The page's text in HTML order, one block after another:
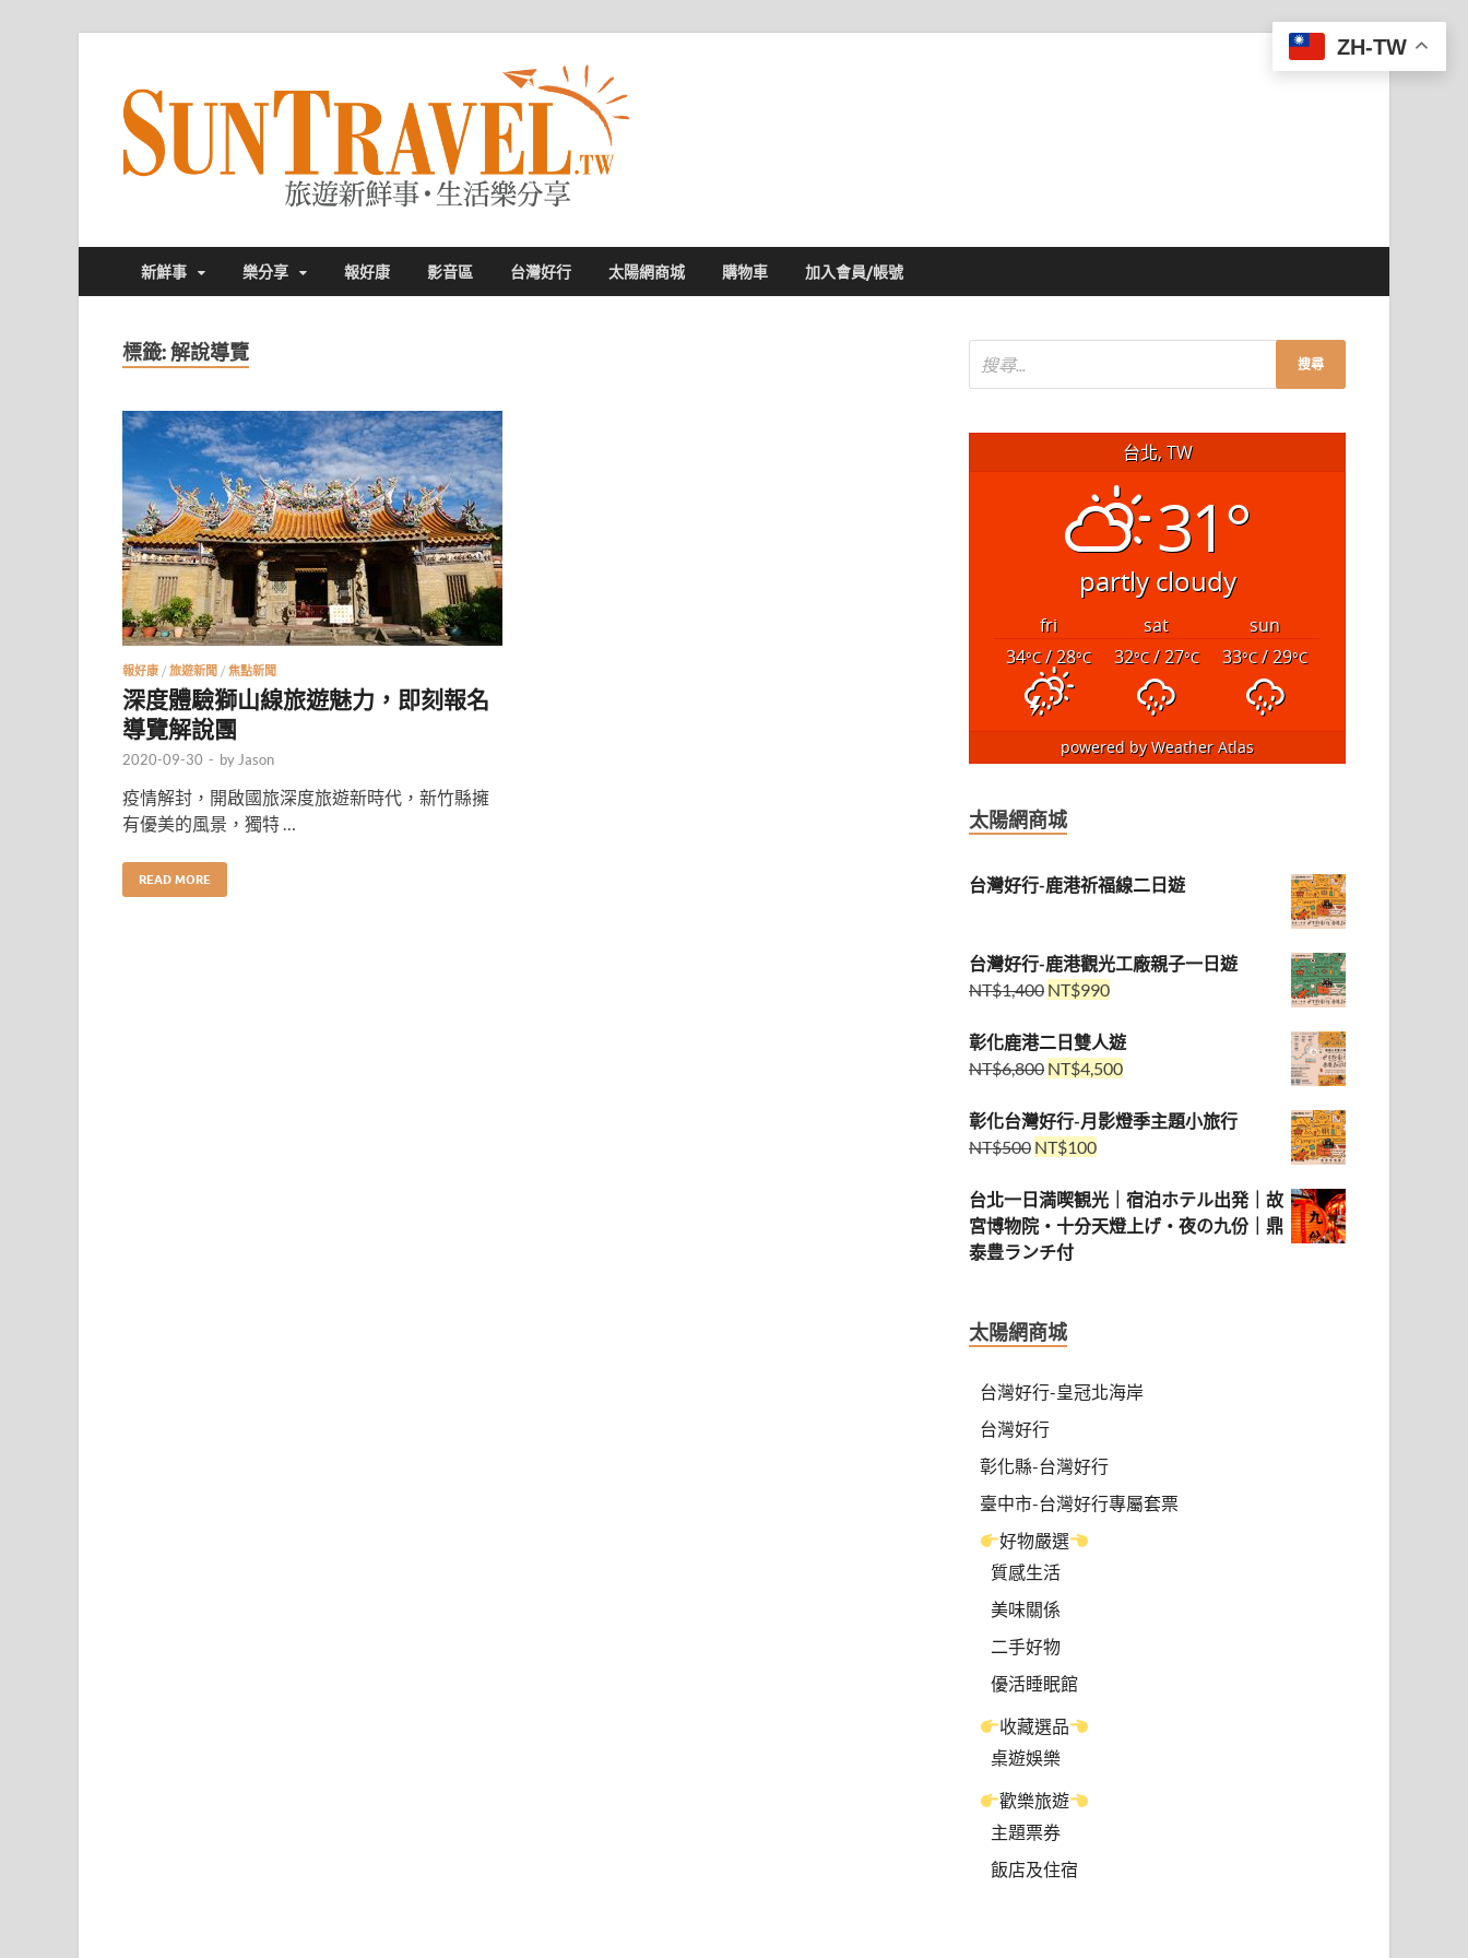
新鮮事 樂分享 報好康 影音區 台灣好行 太陽網商城 購物車 加入會員/帳號
標籤:解說導覽
報好康 / 旅遊新聞 / 焦點新聞
深度體驗獅山線旅遊魅力，即刻報名
導覽解說團
2020-09-30 - by Jason
疫情解封，開啟國旅深度旅遊新時代，新竹縣擁
有優美的風景，獨特 …
READ MORE
台北, TW
31°
partly cloudy
fri sat
sun
34°C/ 28°C 32°C/ 27°C 33°C/ 29°C
powered byWeather Atlas
太陽網商城
台灣好行-鹿港祈福線二日遊
台灣好行-鹿港觀光工廠親子一日遊
NT$1,400 NT$990
彰化鹿港二日雙人遊
NT$6,800 NT$4,500
彰化台灣好行-月影燈季主題小旅行
NT$500 NT$100
台北一日満喫観光｜宿泊ホテル出発｜故
宮博物院・十分天燈上げ・夜の九份｜鼎
泰豊ランチ付
太陽網商城
台灣好行-皇冠北海岸
台灣好行
彰化縣-台灣好行
臺中市-台灣好行專屬套票
好物嚴選
質感生活
美味關係
二手好物
優活睡眠館
收藏選品
桌遊娛樂
歡樂旅遊
主題票券
飯店及住宿
ZH-TW